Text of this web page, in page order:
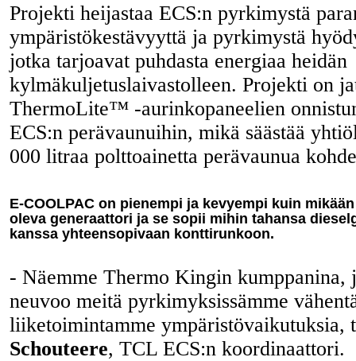
Projekti heijastaa ECS:n pyrkimystä
ympäristökestävyyttä ja pyrkimystä
jotka tarjoavat puhdasta energiaa heidän
kylmäkuljetuslaivastolleen. Projekti on
ThermoLite™ -aurinkopaneelien
ECS:n perävaunuihin, mikä säästää
000 litraa polttoainetta perävaunua
E-COOLPAC on pienempi ja kevyempi kuin
oleva generaattori ja se sopii mihin tahansa
kanssa yhteensopivaan konttirunkoon.
- Näemme Thermo Kingin kumppanina,
neuvoo meitä pyrkimyksissämme
liiketoimintamme ympäristövaikutuksia,
Schouteere, TCL ECS:n koordinaattori.